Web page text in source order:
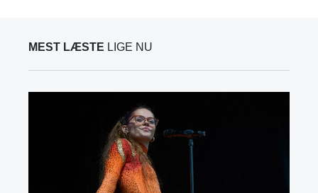
MEST LÆSTE LIGE NU